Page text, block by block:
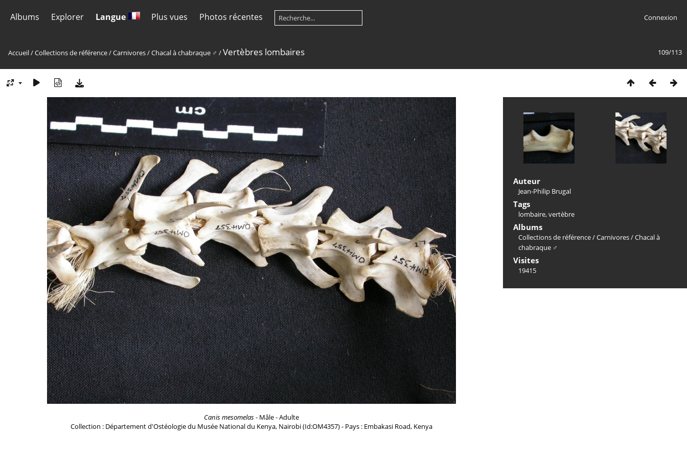
Albums Explorer Langue Plus vues Photos récentes Connexion
109/113
Accueil/Collections de référence/Carnivores/Chacal à chabraque ♂ /Vertèbres lombaires
Canis mesomelas- Mâle - Adulte
Collection : Département d'Ostéologie du Musée National du Kenya, Nairobi (Id:OM4357) - Pays : Embakasi Road, Kenya
Auteur
Jean-Philip Brugal
Tags
lombaire,vertèbre
Albums
Collections de référence/Carnivores/Chacal à
chabraque ♂
Visites
19415